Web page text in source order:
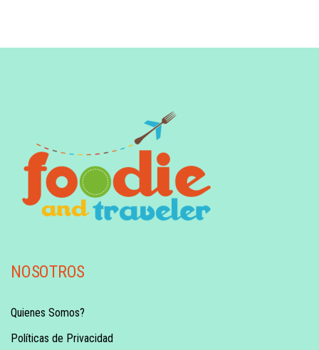
NOSOTROS
Quienes Somos?
Políticas de Privacidad